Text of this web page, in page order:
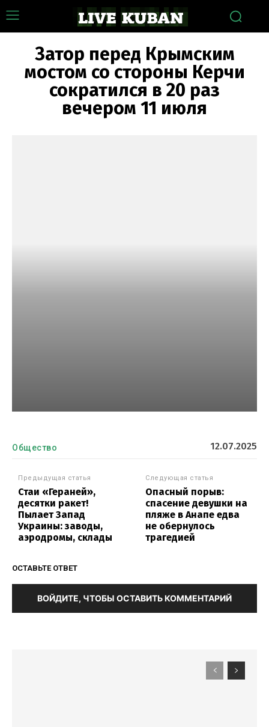
Затор перед Крымским
мостом со стороны Керчи
сократился в 20 раз
вечером 11 июля
Общество 12.07.2025
Предыдущая статья
Стаи «Гераней»,
десятки ракет!
Пылает Запад
Украины: заводы,
аэродромы, склады
Следующая статья
Опасный порыв:
спасение девушки на
пляже в Анапе едва
не обернулось
трагедией
ОСТАВЬТЕ ОТВЕТ
ВОЙДИТЕ, ЧТОБЫ ОСТАВИТЬ КОММЕНТАРИЙ